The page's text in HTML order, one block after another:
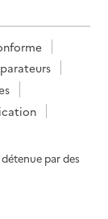
par des